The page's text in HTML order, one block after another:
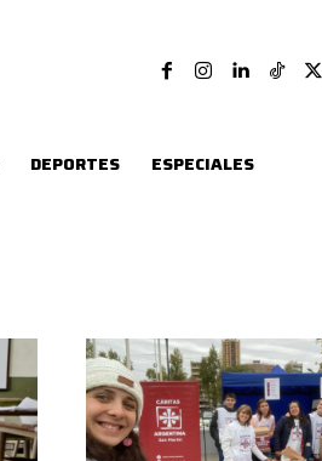
DEPORTES ESPECIALES